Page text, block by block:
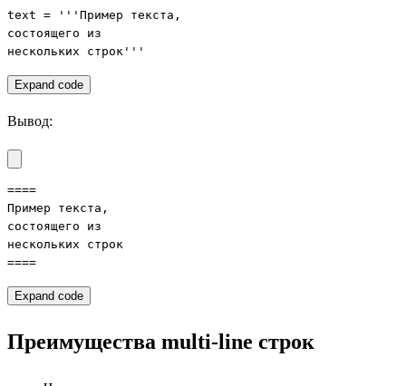
text = '''Пример текста,
состоящего из
нескольких строк'''
Expand code
Вывод:
====
Пример текста,
состоящего из
нескольких строк
====
Expand code
Преимущества multi-line строк